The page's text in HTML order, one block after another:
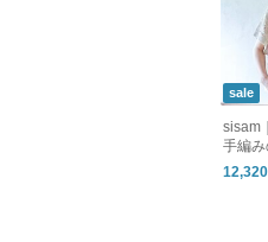
sale
sisam
手編
袖】【
素材